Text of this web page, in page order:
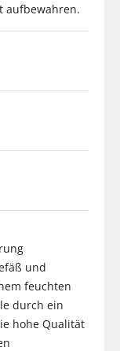
aufbewahren.
und
feuchten
durch ein
hohe Qualität